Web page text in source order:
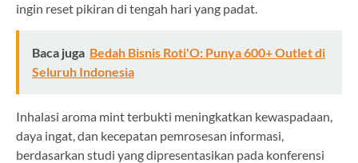
ingin reset pikiran di tengah hari yang padat.
Baca juga Bedah Bisnis Roti'O: Punya 600+ Outlet di
Seluruh Indonesia
Inhalasi aroma mint terbukti meningkatkan kewaspadaan,
daya ingat, dan kecepatan pemrosesan informasi,
berdasarkan studi yang dipresentasikan pada konferensi